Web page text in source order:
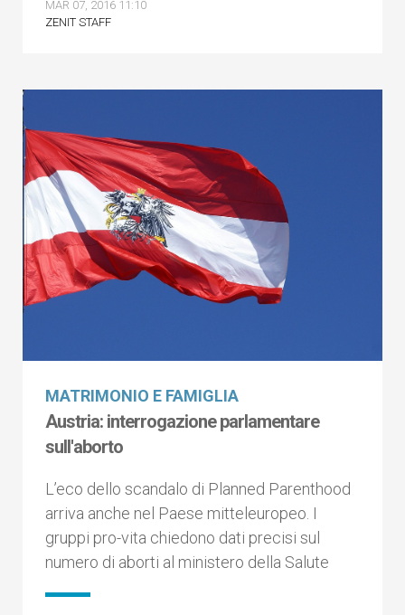
MAR 07, 2016 11:10
ZENIT STAFF
MATRIMONIO E FAMIGLIA
Austria: interrogazione parlamentare
sull'aborto
L’eco dello scandalo di Planned Parenthood
arriva anche nel Paese mitteleuropeo. I
gruppi pro-vita chiedono dati precisi sul
numero di aborti al ministero della Salute